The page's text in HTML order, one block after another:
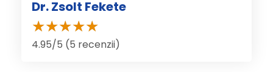
Dr. Zsolt Fekete
4.95/5 (5 recenzii)